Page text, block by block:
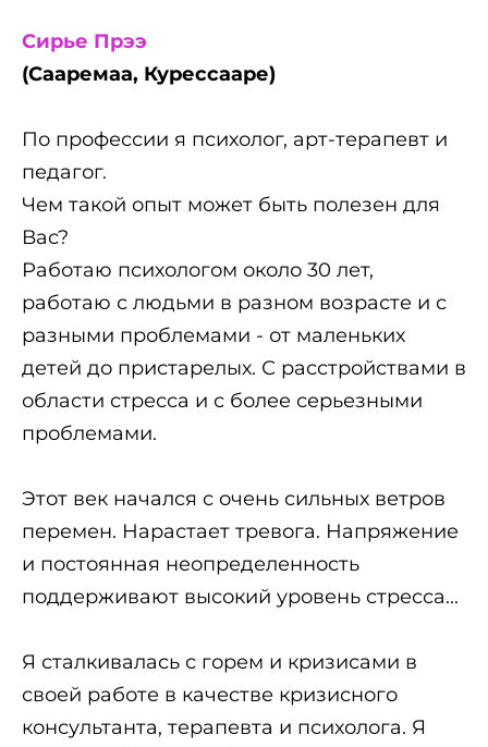
Сирье Прээ
(Сааремаа, Курессааре)
По профессии я психолог, арт-терапевт и
педагог.
Чем такой опыт может быть полезен для
Вас?
Работаю психологом около 30 лет,
работаю с людьми в разном возрасте и с
разными проблемами - от маленьких
детей до пристарелых. С расстройствами в
области стресса и с более серьезными
проблемами.
Этот век начался с очень сильных ветров
перемен. Нарастает тревога. Напряжение
и постоянная неопределенность
поддерживают высокий уровень стресса...
Я сталкивалась с горем и кризисами в
своей работе в качестве кризисного
консультанта, терапевта и психолога. Я